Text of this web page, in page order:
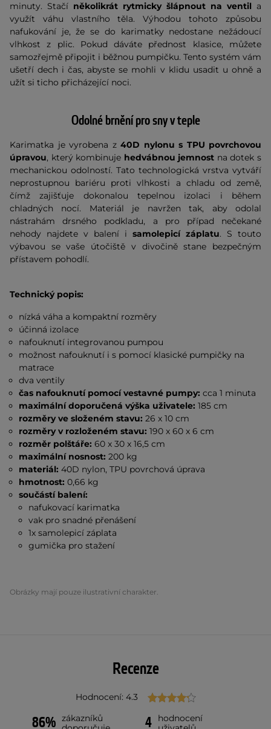
minuty. Stačí několikrát rytmicky šlápnout na ventil a
využít váhu vlastního těla. Výhodou tohoto způsobu
nafukování je, že se do karimatky nedostane nežádoucí
vlhkost z plic. Pokud dáváte přednost klasice, můžete
samozřejmě připojit i běžnou pumpičku. Tento systém vám
ušetří dech i čas, abyste se mohli v klidu usadit u ohně a
užít si ticho přicházející noci.
Odolné brnění pro sny v teple
Karimatka je vyrobena z40D nylonu s TPU povrchovou
úpravou, který kombinuje hedvábnou jemnost na dotek s
mechanickou odolností. Tato technologická vrstva vytváří
neprostupnou bariéru proti vlhkosti a chladu od země,
čímž zajišťuje dokonalou tepelnou izolaci i během
chladných nocí. Materiál je navržen tak, aby odolal
nástrahám drsného podkladu, a pro případ nečekané
nehody najdete v balení i samolepicí záplatu. S touto
výbavou se vaše útočiště v divočině stane bezpečným
přístavem pohodlí.
Technický popis:
nízká váha a kompaktní rozměry
účinná izolace
nafouknutí integrovanou pumpou
možnost nafouknutí i s pomocí klasické pumpičky na
matrace
dva ventily
čas nafouknutí pomocí vestavné pumpy: cca 1 minuta
maximální doporučená výška uživatele:185 cm
rozměry ve složeném stavu: 26 x 10 cm
rozměry v rozloženém stavu: 190 x 60 x 6 cm
rozměr polštáře: 60 x 30 x 16,5 cm
maximální nosnost:200 kg
materiál:40D nylon, TPU povrchová úprava
hmotnost:0,66 kg
součástí balení:
nafukovací karimatka
vak pro snadné přenášení
1x samolepicí záplata
gumička pro stažení
Obrázky mají pouze ilustrativní charakter.
Recenze
Hodnocení: 4.3
86% zákazníků
4
hodnocení